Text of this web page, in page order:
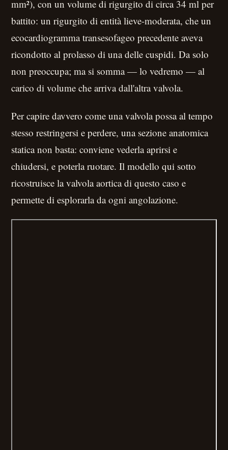
mm²), con un volume di rigurgito di circa 34 ml per
battito: un rigurgito di entità lieve-moderata, che un
ecocardiogramma transesofageo precedente aveva
ricondotto al prolasso di una delle cuspidi. Da solo
non preoccupa; ma si somma — lo vedremo — al
carico di volume che arriva dall'altra valvola.
Per capire davvero come una valvola possa al tempo
stesso restringersi e perdere, una sezione anatomica
statica non basta: conviene vederla aprirsi e
chiudersi, e poterla ruotare. Il modello qui sotto
ricostruisce la valvola aortica di questo caso e
permette di esplorarla da ogni angolazione.